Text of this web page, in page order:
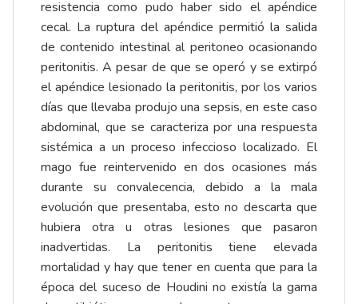
resistencia como pudo haber sido el apéndice
cecal. La ruptura del apéndice permitió la salida
de contenido intestinal al peritoneo ocasionando
peritonitis. A pesar de que se operó y se extirpó
el apéndice lesionado la peritonitis, por los varios
días que llevaba produjo una sepsis, en este caso
abdominal, que se caracteriza por una respuesta
sistémica a un proceso infeccioso localizado. El
mago fue reintervenido en dos ocasiones más
durante su convalecencia, debido a la mala
evolución que presentaba, esto no descarta que
hubiera otra u otras lesiones que pasaron
inadvertidas. La peritonitis tiene elevada
mortalidad y hay que tener en cuenta que para la
época del suceso de Houdini no existía la gama